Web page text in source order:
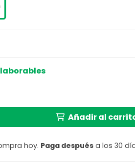
de metal negro Steinhauer
Añadir al
hoy. Paga después a los 30